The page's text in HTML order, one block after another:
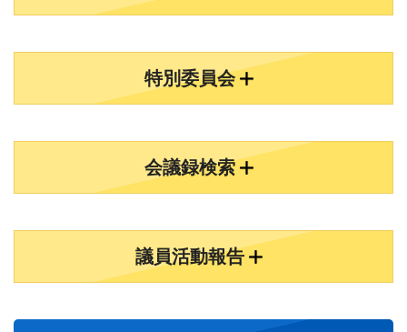
特別委員会
会議録検索
議員活動報告